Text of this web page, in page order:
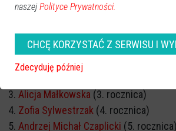
ROCZNICA ŚMIERCI
Stefan Buciński
Alicja Małkowska (3. rocznica)
Zofia Sylwestrzak (4. rocznica)
Andrzej Michał Czaplicki (5. rocznica)
naszej Polityce Prywatności.
CHCĘ KORZYSTAĆ Z SERWISU I
Zdecyduję później